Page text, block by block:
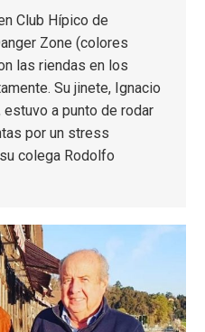
Club Hípico de
Zone (colores
las riendas en los
Su jinete, Ignacio
a punto de rodar
por un stress
colega Rodolfo